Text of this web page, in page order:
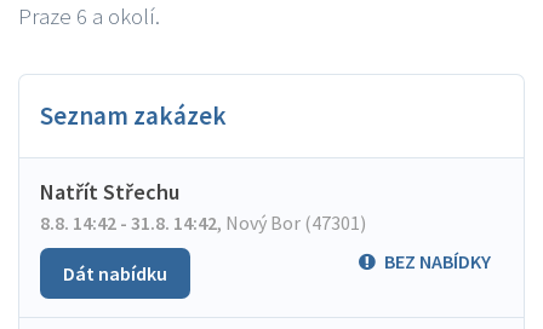
Praze 6 a okolí.
Seznam zakázek
Natřít Střechu
8.8. 14:42 - 31.8. 14:42, Nový Bor (47301)
BEZ NABÍDKY
Dát nabídku